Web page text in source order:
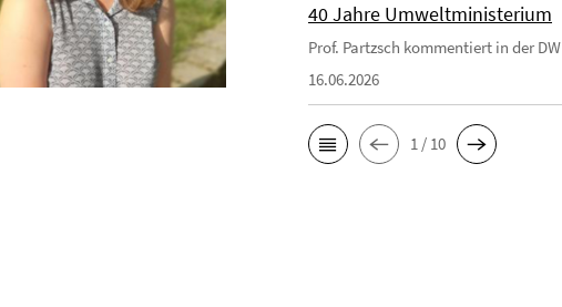
40 Jahre Umweltministerium
Prof. Partzsch kommentiert in der DW
16.06.2026
1 / 10